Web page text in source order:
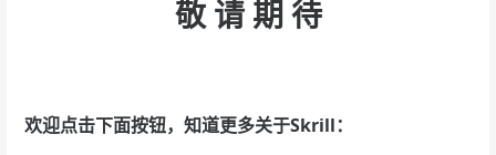
敬 请 期 待
欢迎点击下面按钮，知道更多关于Skrill：